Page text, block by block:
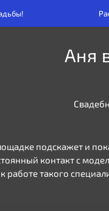
Аня
подскажет и
контакт с
работе такого